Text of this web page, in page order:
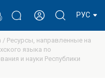
РУС
/ Ресурсы, направленные на
языка по
и науки Республики